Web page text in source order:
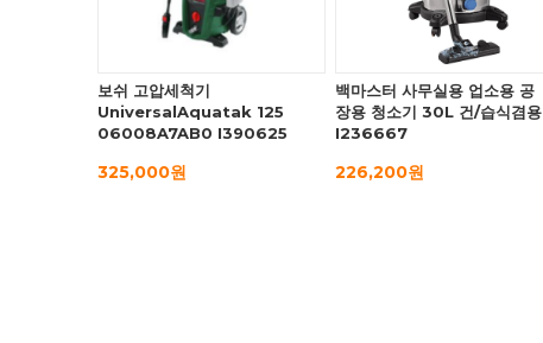
보쉬 고압세척기
UniversalAquatak 125
06008A7AB0 I390625
325,000원
백마스터 사무실용 업소용 공
장용 청소기 30L 건/습식겸용
I236667
226,200원